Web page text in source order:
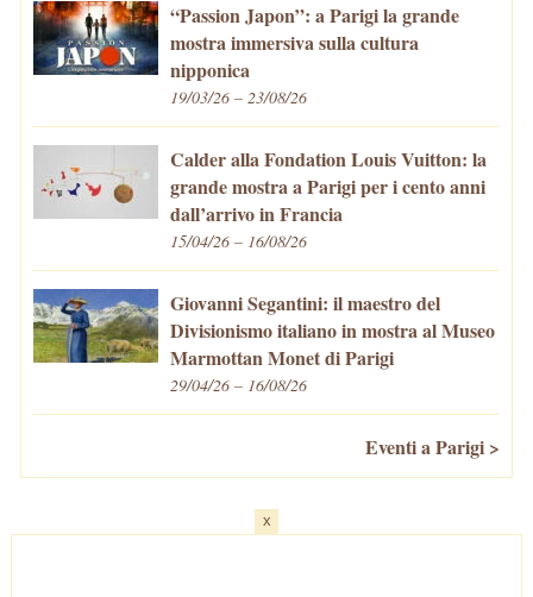
“Passion Japon”: a Parigi la grande
mostra immersiva sulla cultura
nipponica
19/03/26 – 23/08/26
Calder alla Fondation Louis Vuitton: la
grande mostra a Parigi per i cento anni
dall’arrivo in Francia
15/04/26 – 16/08/26
Giovanni Segantini: il maestro del
Divisionismo italiano in mostra al Museo
Marmottan Monet di Parigi
29/04/26 – 16/08/26
Eventi a Parigi >
x